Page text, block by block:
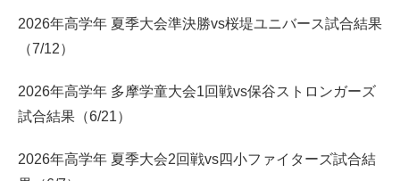
2026年高学年 夏季大会準決勝vs桜堤ユニバース試合結果
（7/12）
2026年高学年 多摩学童大会1回戦vs保谷ストロンガーズ
試合結果（6/21）
2026年高学年 夏季大会2回戦vs四小ファイターズ試合結